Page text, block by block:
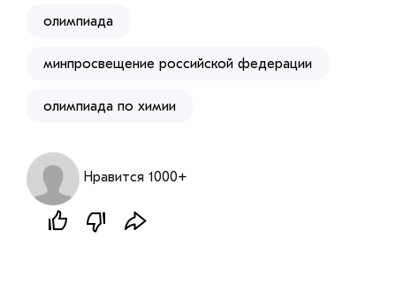
олимпиада
минпросвещение российской федерации
олимпиада по химии
Нравится 1000+